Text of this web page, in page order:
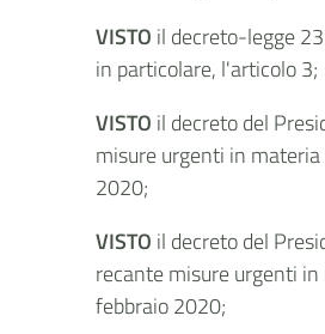
VISTO il decreto-legge
in particolare, l'articolo 3;
VISTO il decreto del
misure urgenti in
2020;
VISTO il decreto del
recante misure urgenti
febbraio 2020;